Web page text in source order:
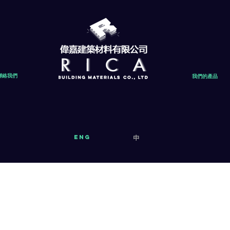
絡我們 我們的產品
eng 中